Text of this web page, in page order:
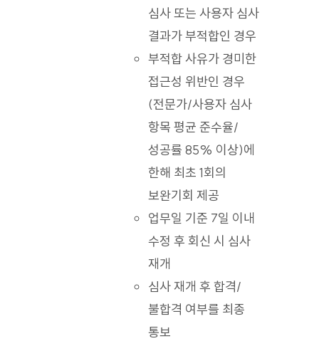
심사 또는 사용자 심사
결과가 부적합인 경우
부적합 사유가 경미한
접근성 위반인 경우
(전문가/사용자 심사
항목 평균 준수율/
성공률 85% 이상)에
한해 최초 1회의
보완기회 제공
업무일 기준 7일 이내
수정 후 회신 시 심사
재개
심사 재개 후 합격/
불합격 여부를 최종
통보